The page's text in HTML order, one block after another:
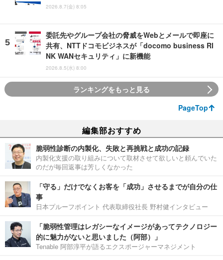
2026.8.7(金) 8:05
委託先やグループ会社の脅威をWebとメールで即座に
共有、NTTドコモビジネスが「docomo business RI
NK WANセキュリティ」に新機能
2026.8.5(水) 8:00
ランキングをもっと見る
PageTop
編集部おすすめ
脆弱性診断の内製化、失敗と再挑戦と成功の記録
内製化支援の取り組みについて取材させて欲しいと頼んでいた
のだが毎回返事は芳しくなかった
「守る」だけでなくお客を「成功」させるまでが自分の仕
事
日本プルーフポイント 代表取締役社長 野村健インタビュー
「脆弱性管理はレガシーなイメージがあってテクノロジー
的に魅力がないと思いました（阿部）」
Tenable 阿部淳平が語るエクスポージャーマネジメント